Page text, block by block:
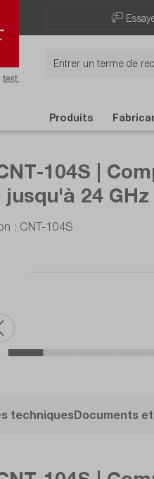
Produits
104S |
24 GHz
: CNT-104S
techniquesDocuments